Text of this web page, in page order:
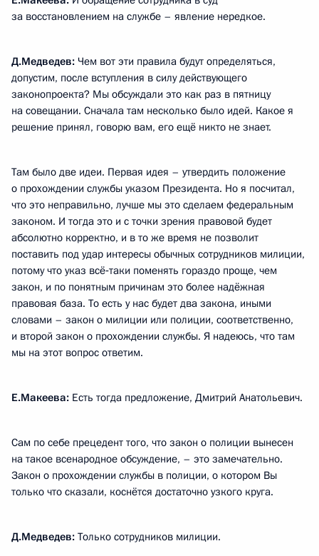
за восстановлением на службе – явление нередкое.
Д.Медведев: Чем вот эти правила будут определяться,
допустим, после вступления в силу действующего
законопроекта? Мы обсуждали это как раз в пятницу
на совещании. Сначала там несколько было идей. Какое я
решение принял, говорю вам, его ещё никто не знает.
Там было две идеи. Первая идея – утвердить положение
о прохождении службы указом Президента. Но я посчитал,
что это неправильно, лучше мы это сделаем федеральным
законом. И тогда это и с точки зрения правовой будет
абсолютно корректно, и в то же время не позволит
поставить под удар интересы обычных сотрудников милиции,
потому что указ всё‑таки поменять гораздо проще, чем
закон, и по понятным причинам это более надёжная
правовая база. То есть у нас будет два закона, иными
словами – закон о милиции или полиции, соответственно,
и второй закон о прохождении службы. Я надеюсь, что там
мы на этот вопрос ответим.
Е.Макеева: Есть тогда предложение, Дмитрий Анатольевич.
Сам по себе прецедент того, что закон о полиции вынесен
на такое всенародное обсуждение, – это замечательно.
Закон о прохождении службы в полиции, о котором Вы
только что сказали, коснётся достаточно узкого круга.
Д.Медведев: Только сотрудников милиции.